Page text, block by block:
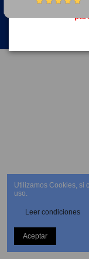
Evita las
Utilizamos Cookies, si
uso.
Leer condiciones
Aceptar